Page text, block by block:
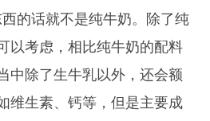
的话就不是纯牛奶。除了纯
以考虑，相比纯牛奶的配料
中除了生牛乳以外，还会额
维生素、钙等，但是主要成